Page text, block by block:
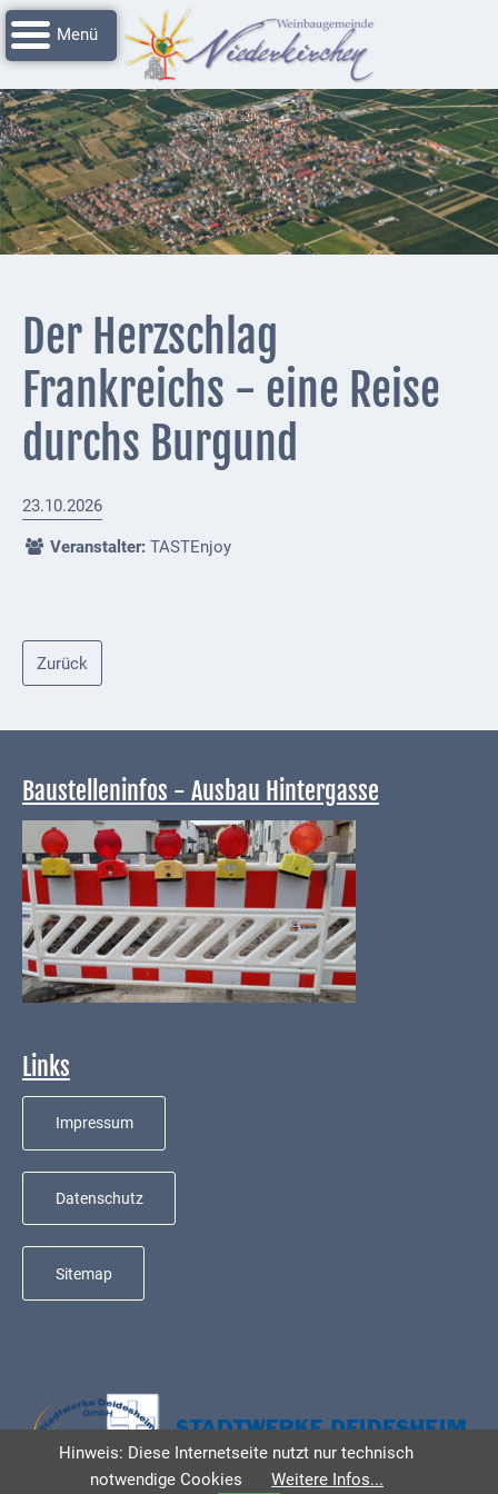
Navigation
überspringen
Startseite
Grussworte
Rathaus
Unser
Niederkirchen
Impressionen
Nachrichtenarchiv
Verbandsgemeinde
Deidesheim
Polizei +
Behörden
Infrastruktur
und
Abfallentsorgung
Energieversorgung
Breitbandausbau/
Telekommunikation
Post
Mobilität
Abwasser
Defibrillatoren
Katastrophenschutz
Suche
Media
Sitemap
Der Herzschlag
Frankreichs - eine Reise
durchs Burgund
23.10.2026
Veranstalter: TASTEnjoy
Zurück
Baustelleninfos - Ausbau Hintergasse
Links
Impressum
Datenschutz
Sitemap
Hinweis: Diese Internetseite nutzt nur technisch
notwendige Cookies
Weitere Infos...